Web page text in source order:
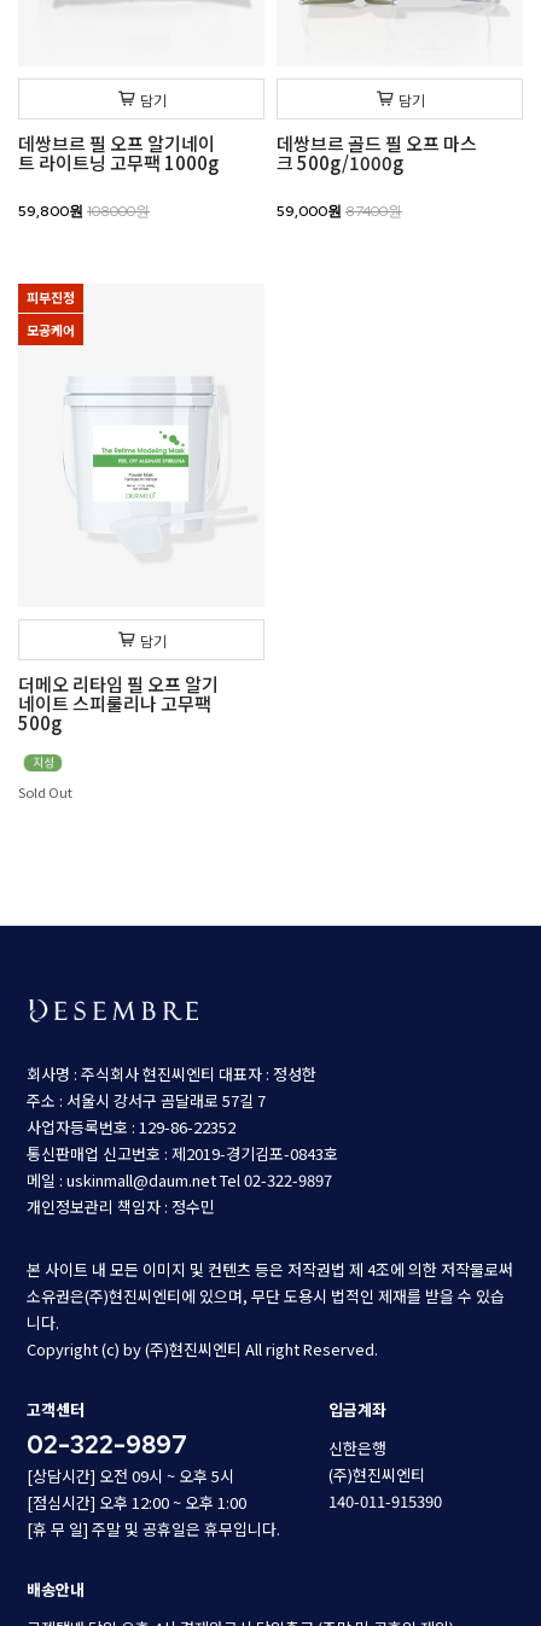
담기
데쌍브르 필 오프 알기네이
트 라이트닝 고무팩 1000g
59,800원 108000원
담기
데쌍브르 골드 필 오프 마스
크 500g/1000g
59,000원 87400원
피부진정
모공케어
담기
더메오 리타임 필 오프 알기
네이트 스피룰리나 고무팩
500g
Sold Out
회사명 : 주식회사 현진씨엔티 대표자 : 정성한
주소 : 서울시 강서구 곰달래로 57길 7
사업자등록번호 : 129-86-22352
통신판매업 신고번호 : 제2019-경기김포-0843호
메일 : uskinmall@daum.netTel 02-322-9897
개인정보관리 책임자 : 정수민
본 사이트 내 모든 이미지 및 컨텐츠 등은 저작권법 제 4조에 의한 저작물로써
소유권은(주)현진씨엔티에 있으며, 무단 도용시 법적인 제재를 받을 수 있습
니다.
Copyright (c) by (주)현진씨엔티 All right Reserved.
고객센터
02-322-9897
[상담시간] 오전 09시 ~ 오후 5시
[점심시간] 오후 12:00 ~ 오후 1:00
[휴 무 일] 주말 및 공휴일은 휴무입니다.
입금계좌
신한은행
(주)현진씨엔티
140-011-915390
배송안내